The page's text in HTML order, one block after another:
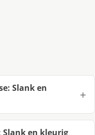
Slank en
Slank en kleurig